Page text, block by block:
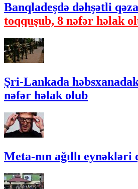
Banqladeşdə dəhşətli
toqquşub, 8 nəfər həlak
Şri-Lankada
nəfər həlak olub
Meta-nın ağıllı